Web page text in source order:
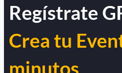
Regístrate
Crea tu
minutos